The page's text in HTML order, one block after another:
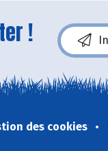
!
des cookies